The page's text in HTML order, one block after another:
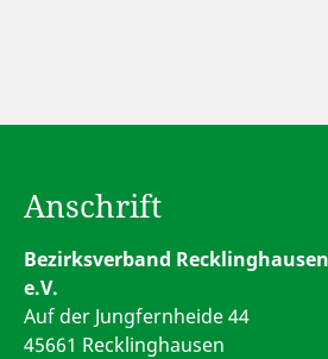
Anschrift
Bezirksverband
e.V.
Auf der Jungfernheide 44
45661 Recklinghausen